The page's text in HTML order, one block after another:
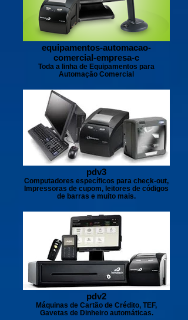
equipamentos-automacao-
comercial-empresa-c
Toda a linha de Equipamentos para
Automação Comercial
pdv3
Computadores específicos para check-out,
Impressoras de cupom, leitores de códigos
de barras e muito mais.
pdv2
Máquinas de Cartão de Crédito, TEF,
Gavetas de Dinheiro automáticas.